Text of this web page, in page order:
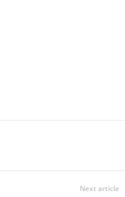
Next article